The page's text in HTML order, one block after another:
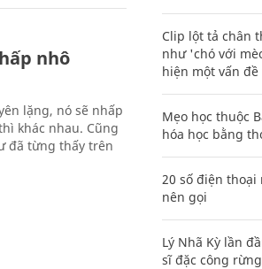
nhô
lặng, nó sẽ nhấp
khác nhau. Cũng
đã từng thấy trên
Clip lột tả chân
như 'chó với
hiện một vấn
Mẹo học thuộc
hóa học bằng
20 số điện
nên gọi
Lý Nhã Kỳ lần
sĩ đặc công rừng